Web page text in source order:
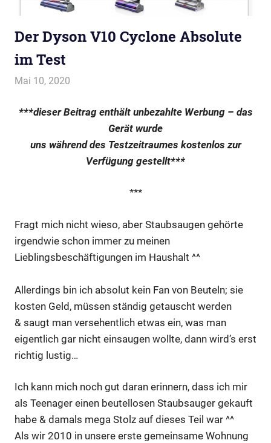
Der Dyson V10 Cyclone Absolute
im Test
Mai 10, 2020
***dieser Beitrag enthält unbezahlte Werbung – das
Gerät wurde
uns während des Testzeitraumes kostenlos zur
Verfügung gestellt***
***
Fragt mich nicht wieso, aber Staubsaugen gehörte
irgendwie schon immer zu meinen
Lieblingsbeschäftigungen im Haushalt ^^
Allerdings bin ich absolut kein Fan von Beuteln; sie
kosten Geld, müssen ständig getauscht werden
& saugt man versehentlich etwas ein, was man
eigentlich gar nicht einsaugen wollte, dann wird’s erst
richtig lustig…
Ich kann mich noch gut daran erinnern, dass ich mir
als Teenager einen beutellosen Staubsauger gekauft
habe & damals mega Stolz auf dieses Teil war ^^
Als wir 2010 in unsere erste gemeinsame Wohnung